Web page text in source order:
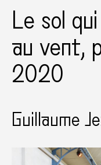
Le sol
au vent,
2020
Guillaume